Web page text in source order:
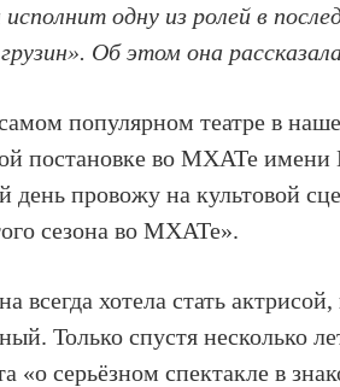
одну из ролей в
Об этом она
популярном театре в
постановке во МХАТе имени
день провожу на культовой
сезона во МХАТе».
всегда хотела стать
Только спустя несколько
«о серьёзном спектакле в